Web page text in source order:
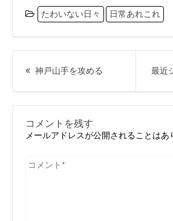
たわいない日々 日常あれこれ
投
ビ
ゲ
神戸山手を攻める 最近
コメントを残す
メールアドレスが公開されることはあ
コ